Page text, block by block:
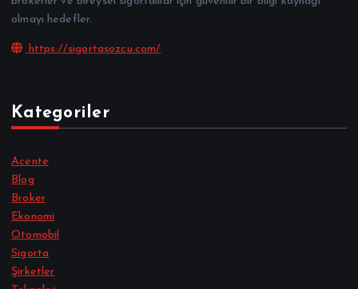
olmayı hedefler.
https://sigortasozcu.com/
Kategoriler
Acente
Blog
Broker
Ekonomi
Otomobil
Sigorta
Şirketler